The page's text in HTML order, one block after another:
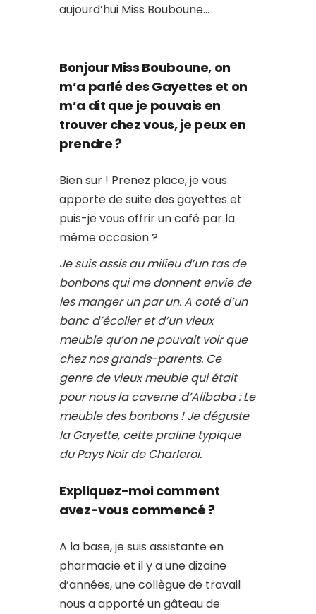
aujourd’hui Miss Bouboune…
Bonjour Miss Bouboune, on
m’a parlé des Gayettes et on
m’a dit que je pouvais en
trouver chez vous, je peux en
prendre ?
Bien sur ! Prenez place, je vous
apporte de suite des gayettes et
puis-je vous offrir un café par la
même occasion ?
Je suis assis au milieu d’un tas de
bonbons qui me donnent envie de
les manger un par un. A coté d’un
banc d’écolier et d’un vieux
meuble qu’on ne pouvait voir que
chez nos grands-parents. Ce
genre de vieux meuble qui était
pour nous la caverne d’Alibaba : Le
meuble des bonbons ! Je déguste
la Gayette, cette praline typique
du Pays Noir de Charleroi.
Expliquez-moi comment
avez-vous commencé ?
A la base, je suis assistante en
pharmacie et il y a une dizaine
d’années, une collègue de travail
nous a apporté un gâteau de